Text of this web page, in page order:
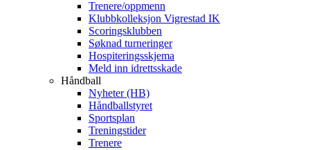
Trenere/oppmenn
Klubbkolleksjon Vigrestad IK
Scoringsklubben
Søknad turneringer
Hospiteringsskjema
Meld inn idrettsskade
Håndball
Nyheter (HB)
Håndballstyret
Sportsplan
Treningstider
Trenere